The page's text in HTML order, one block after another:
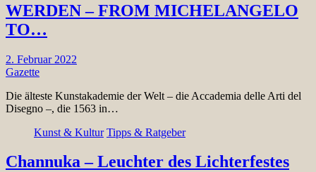
WERDEN – FROM MICHELANGELO
TO…
2. Februar 2022
Gazette
Die älteste Kunstakademie der Welt – die Accademia delle Arti del
Disegno –, die 1563 in…
Kunst & Kultur Tipps & Ratgeber
Channuka – Leuchter des Lichterfestes